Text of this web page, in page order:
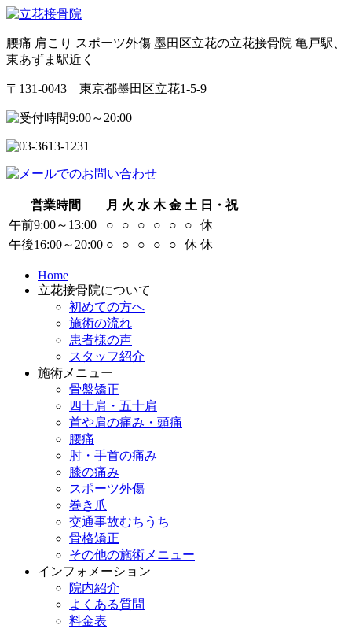
腰痛 肩こり スポーツ外傷 墨田区立花の立花接骨院 亀戸駅、
東あずま駅近く
〒131-0043 東京都墨田区立花1-5-9
営業時間 月 火 水 木 金 土 日・祝
午前9:00～13:00
○ ○ ○ ○ ○ ○
休
午後16:00～20:00 ○ ○ ○ ○ ○ 休 休
Home
立花接骨院について
初めての方へ
施術の流れ
患者様の声
スタッフ紹介
施術メニュー
骨盤矯正
四十肩・五十肩
首や肩の痛み・頭痛
腰痛
肘・手首の痛み
膝の痛み
スポーツ外傷
巻き爪
交通事故むちうち
骨格矯正
その他の施術メニュー
インフォメーション
院内紹介
よくある質問
料金表